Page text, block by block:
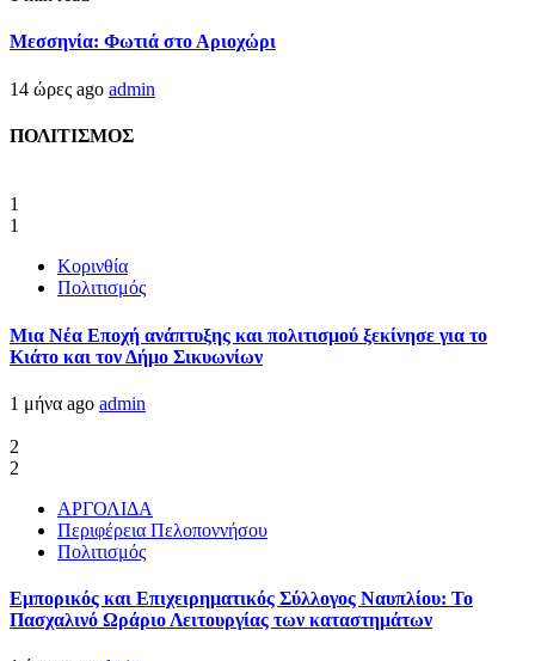
Μεσσηνία: Φωτιά στο Αριοχώρι
14 ώρες ago admin
ΠΟΛΙΤΙΣΜΟΣ
1
1
Κορινθία
Πολιτισμός
Μια Νέα Εποχή ανάπτυξης και πολιτισμού ξεκίνησε για το
Κιάτο και τον Δήμο Σικυωνίων
1 μήνα ago admin
2
2
ΑΡΓΟΛΙΔΑ
Περιφέρεια Πελοποννήσου
Πολιτισμός
Εμπορικός και Επιχειρηματικός Σύλλογος Ναυπλίου: Το
Πασχαλινό Ωράριο Λειτουργίας των καταστημάτων